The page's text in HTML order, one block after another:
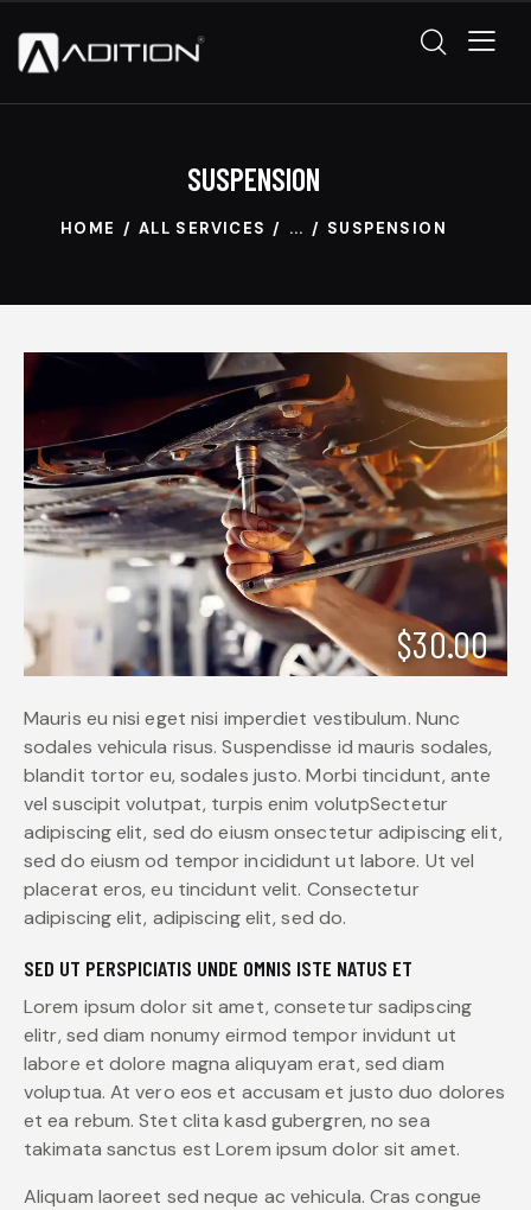
SUSPENSION
HOME ALL SERVICES ... SUSPENSION
$30.00
Mauris eu nisi eget nisi imperdiet vestibulum. Nunc
sodales vehicula risus. Suspendisse id mauris sodales,
blandit tortor eu, sodales justo. Morbi tincidunt, ante
vel suscipit volutpat, turpis enim volutpSectetur
adipiscing elit, sed do eiusm onsectetur adipiscing elit,
sed do eiusm od tempor incididunt ut labore. Ut vel
placerat eros, eu tincidunt velit. Consectetur
adipiscing elit, adipiscing elit, sed do.
SED UT PERSPICIATIS UNDE OMNIS ISTE NATUS ET
Lorem ipsum dolor sit amet, consetetur sadipscing
elitr, sed diam nonumy eirmod tempor invidunt ut
labore et dolore magna aliquyam erat, sed diam
voluptua. At vero eos et accusam et justo duo dolores
et ea rebum. Stet clita kasd gubergren, no sea
takimata sanctus est Lorem ipsum dolor sit amet.
Aliquam laoreet sed neque ac vehicula. Cras congue